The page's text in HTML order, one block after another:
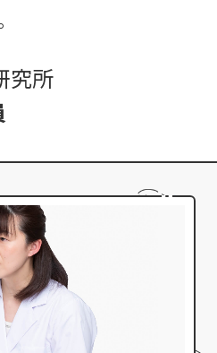
究所